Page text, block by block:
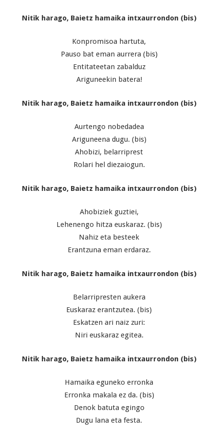
Nitik harago, Baietz hamaika intxaurrondon (bis)
Konpromisoa hartuta,
Pauso bat eman aurrera (bis)
Entitateetan zabalduz
Ariguneekin batera!
Nitik harago, Baietz hamaika intxaurrondon (bis)
Aurtengo nobedadea
Ariguneena dugu. (bis)
Ahobizi, belarriprest
Rolari hel diezaiogun.
Nitik harago, Baietz hamaika intxaurrondon (bis)
Ahobiziek guztiei,
Lehenengo hitza euskaraz. (bis)
Nahiz eta besteek
Erantzuna eman erdaraz.
Nitik harago, Baietz hamaika intxaurrondon (bis)
Belarripresten aukera
Euskaraz erantzutea. (bis)
Eskatzen ari naiz zuri:
Niri euskaraz egitea.
Nitik harago, Baietz hamaika intxaurrondon (bis)
Hamaika eguneko erronka
Erronka makala ez da. (bis)
Denok batuta egingo
Dugu lana eta festa.